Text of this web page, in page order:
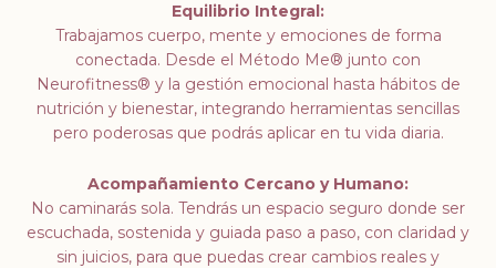
Equilibrio Integral:
Trabajamos cuerpo, mente y emociones de forma
conectada. Desde el Método Me® junto con
Neurofitness® y la gestión emocional hasta hábitos de
nutrición y bienestar, integrando herramientas sencillas
pero poderosas que podrás aplicar en tu vida diaria.
Acompañamiento Cercano y Humano:
No caminarás sola. Tendrás un espacio seguro donde ser
escuchada, sostenida y guiada paso a paso, con claridad y
sin juicios, para que puedas crear cambios reales y